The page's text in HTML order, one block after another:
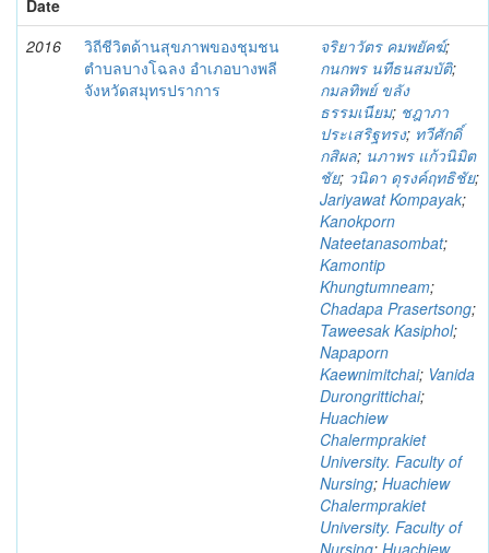
Date
2016
วิถีชีวิตด้านสุขภาพของชุมชน
ตำบลบางโฉลง อำเภอบางพลี
จังหวัดสมุทรปราการ
จริยาวัตร คมพยัคฆ์;
กนกพร นทีธนสมบัติ;
กมลทิพย์ ขลัง
ธรรมเนียม; ชฎาภา
ประเสริฐทรง; ทวีศักดิ์
กสิผล; นภาพร แก้วนิมิต
ชัย; วนิดา ดุรงค์ฤทธิชัย;
Jariyawat Kompayak;
Kanokporn
Nateetanasombat;
Kamontip
Khungtumneam;
Chadapa Prasertsong;
Taweesak Kasiphol;
Napaporn
Kaewnimitchai; Vanida
Durongrittichai;
Huachiew
Chalermprakiet
University. Faculty of
Nursing; Huachiew
Chalermprakiet
University. Faculty of
Nursing; Huachiew